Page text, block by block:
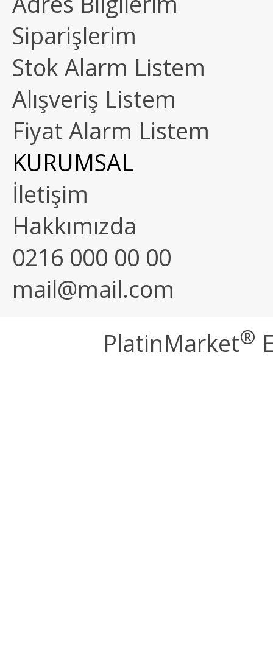
Siparişlerim
Stok Alarm Listem
Alışveriş Listem
Fiyat Alarm Listem
KURUMSAL
İletişim
Hakkımızda
0216 000 00 00
mail@mail.com
PlatinMarket®